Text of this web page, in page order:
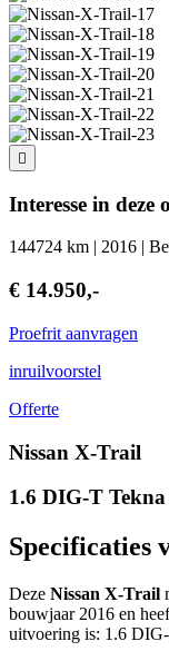
Interesse in deze
144724 km | 2016 |
€ 14.950,-
Proefrit aanvragen
inruilvoorstel
Offerte
Nissan X-Trail
1.6 DIG-T Tekna
Specificaties
Deze Nissan X-Trail
bouwjaar 2016 en
uitvoering is: 1.6